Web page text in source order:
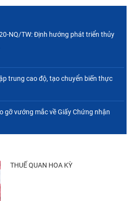
NQ/TW: Định hướng phát triển thủy
trung cao độ, tạo chuyển biến thực
gỡ vướng mắc về Giấy Chứng nhận
THUẾ QUAN HOA KỲ